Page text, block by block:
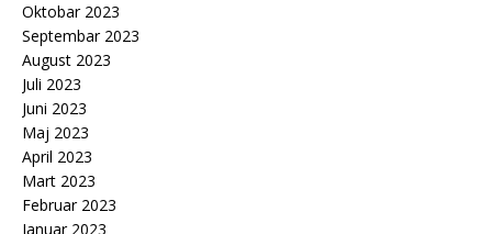
Oktobar 2023
Septembar 2023
August 2023
Juli 2023
Juni 2023
Maj 2023
April 2023
Mart 2023
Februar 2023
Januar 2023